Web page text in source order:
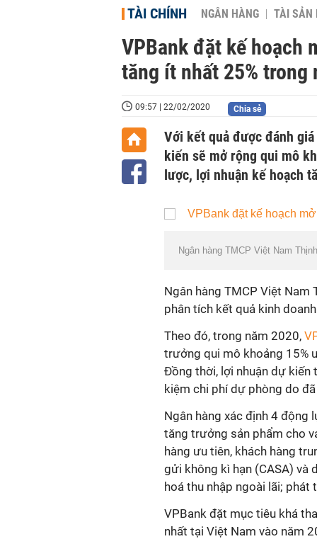
TÀI CHÍNH NGÂN HÀNG TÀI SẢN
VPBank đặt kế hoạch
tăng ít nhất 25% trong
09:57 | 22/02/2020 Chia sẻ
Với kết quả được đánh
kiến sẽ mở rộng qui mô
lược, lợi nhuận kế hoạch
Ngân hàng TMCP Việt Nam
Ngân hàng TMCP Việt Nam
phân tích kết quả kinh
Theo đó, trong năm 2020,
trưởng qui mô khoảng 15%
Đồng thời, lợi nhuận dự kiến
kiệm chi phí dự phòng do
Ngân hàng xác định 4
tăng trưởng sản phẩm cho
hàng ưu tiên, khách hàng
gửi không kì hạn (CASA) và
hoá thu nhập ngoài lãi; phát
VPBank đặt mục tiêu khá
nhất tại Việt Nam vào năm